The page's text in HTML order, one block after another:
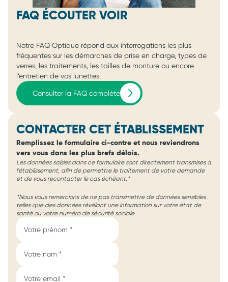
FAQ ÉCOUTER VOIR
Notre FAQ Optique répond aux interrogations les plus
fréquentes sur les démarches de prise en charge, types de
verres, les traitements, les tailles de monture ou encore
l’entretien de vos lunettes.
Consulter la FAQ complète
CONTACTER CET ÉTABLISSEMENT
Remplissez le formulaire ci-contre et nous reviendrons
vers vous dans les plus brefs délais.
Les données saisies dans ce formulaire sont directement transmises à
l'établissement, afin de permettre le traitement de votre demande
et de vous recontacter le cas échéant.*
*Nous vous remercions de ne pas transmettre de données sensibles
telles que des données révélant une information sur votre état de
santé ou votre numéro de sécurité sociale.